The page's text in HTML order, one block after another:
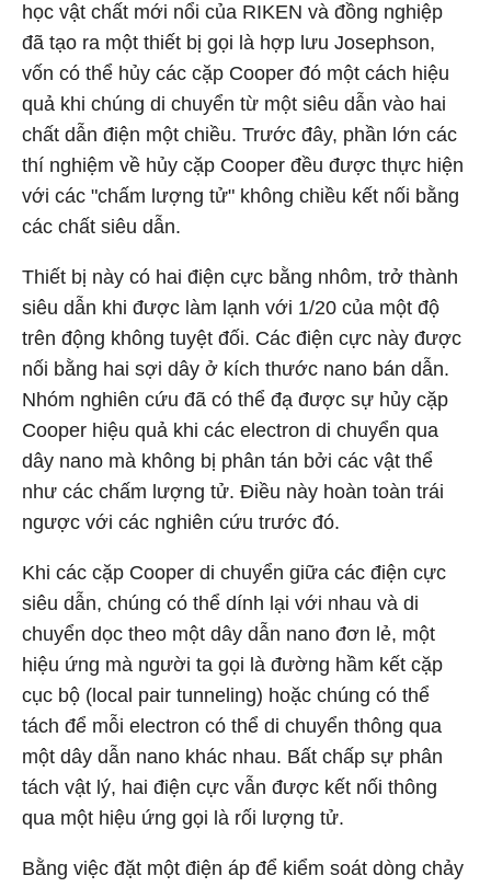
học vật chất mới nổi của RIKEN và đồng nghiệp
đã tạo ra một thiết bị gọi là hợp lưu Josephson,
vốn có thể hủy các cặp Cooper đó một cách hiệu
quả khi chúng di chuyển từ một siêu dẫn vào hai
chất dẫn điện một chiều. Trước đây, phần lớn các
thí nghiệm về hủy cặp Cooper đều được thực hiện
với các "chấm lượng tử" không chiều kết nối bằng
các chất siêu dẫn.
Thiết bị này có hai điện cực bằng nhôm, trở thành
siêu dẫn khi được làm lạnh với 1/20 của một độ
trên động không tuyệt đối. Các điện cực này được
nối bằng hai sợi dây ở kích thước nano bán dẫn.
Nhóm nghiên cứu đã có thể đạ được sự hủy cặp
Cooper hiệu quả khi các electron di chuyển qua
dây nano mà không bị phân tán bởi các vật thể
như các chấm lượng tử. Điều này hoàn toàn trái
ngược với các nghiên cứu trước đó.
Khi các cặp Cooper di chuyển giữa các điện cực
siêu dẫn, chúng có thể dính lại với nhau và di
chuyển dọc theo một dây dẫn nano đơn lẻ, một
hiệu ứng mà người ta gọi là đường hầm kết cặp
cục bộ (local pair tunneling) hoặc chúng có thể
tách để mỗi electron có thể di chuyển thông qua
một dây dẫn nano khác nhau. Bất chấp sự phân
tách vật lý, hai điện cực vẫn được kết nối thông
qua một hiệu ứng gọi là rối lượng tử.
Bằng việc đặt một điện áp để kiểm soát dòng chảy